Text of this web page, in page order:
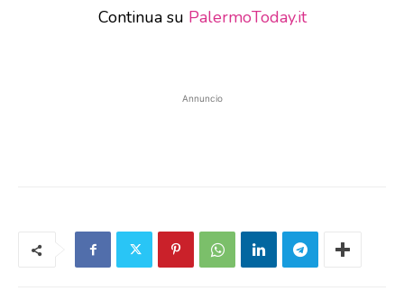
Continua su PalermoToday.it
Annuncio